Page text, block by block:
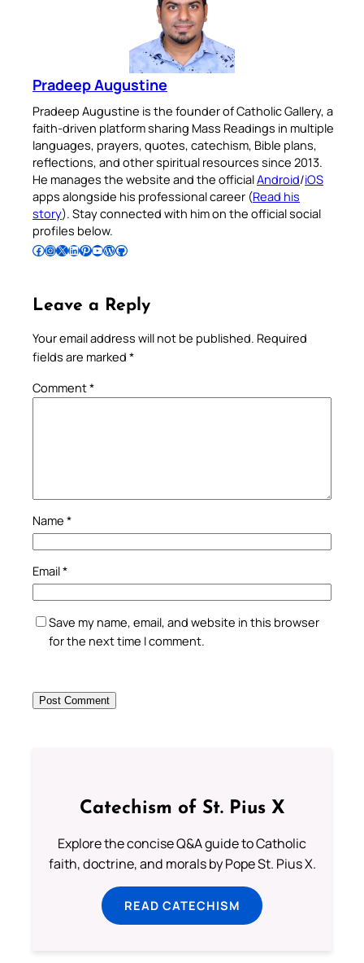
Pradeep Augustine
Pradeep Augustine is the founder of Catholic Gallery, a
faith-driven platform sharing Mass Readings in multiple
languages, prayers, quotes, catechism, Bible plans,
reflections, and other spiritual resources since 2013.
He manages the website and the officialAndroid/iOS
apps alongside his professional career (Read his
story). Stay connected with him on the official social
profiles below.
Follow Pradeep on Facebook Follow Pradeep on InstagramFollow Pradeep on X Follow Pradeep on LinkedIn Follow Pradeep on Pinterest Subscribe to Pradeep’s Youtube Channel Follow Pradeep on WordPress Follow Pradeep on GitHub
Leave a Reply
Your email address will not be published. Required
fields are marked *
Comment*
Name *
Email*
Save my name, email, and website in this browser
for the next time I comment.
Catechism of St. Pius X
Explore the concise Q&A guide to Catholic
faith, doctrine, and morals by Pope St. Pius X.
READ CATECHISM